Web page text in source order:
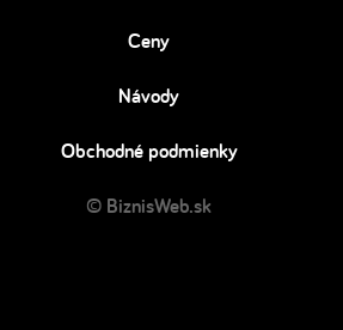
Ceny
Návody
Obchodné podmienky
© BiznisWeb.sk